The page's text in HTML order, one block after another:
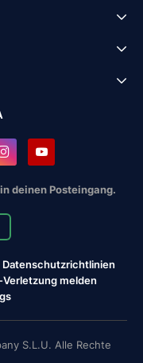
deinen Posteingang.
Datenschutzrichtlinien
melden
S.L.U. Alle Rechte